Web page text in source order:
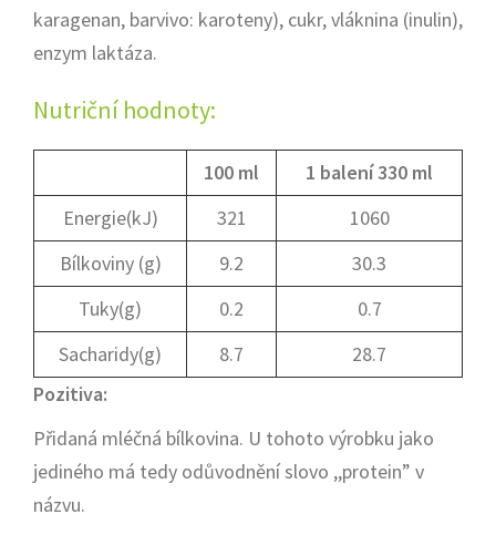
karagenan, barvivo: karoteny), cukr, vláknina (inulin),
enzym laktáza.
Nutriční hodnoty:
100 ml
1 balení 330 ml
Energie(kJ)
321
1060
Bílkoviny (g)
9.2
30.3
Tuky(g)
0.2
0.7
Sacharidy(g)
8.7
28.7
Pozitiva:
Přidaná mléčná bílkovina. U tohoto výrobku jako
jediného má tedy odůvodnění slovo ,,protein” v
názvu.